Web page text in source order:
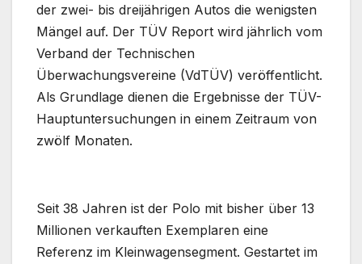
der zwei- bis dreijährigen Autos die wenigsten
Mängel auf. Der TÜV Report wird jährlich vom
Verband der Technischen
Überwachungsvereine (VdTÜV) veröffentlicht.
Als Grundlage dienen die Ergebnisse der TÜV-
Hauptuntersuchungen in einem Zeitraum von
zwölf Monaten.
Seit 38 Jahren ist der Polo mit bisher über 13
Millionen verkauften Exemplaren eine
Referenz im Kleinwagensegment. Gestartet im